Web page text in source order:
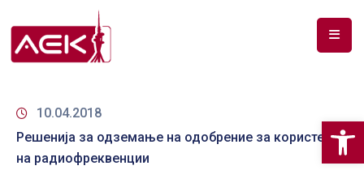
ЗА
ДОКУМЕНТИ
10.04.2018
Решенија за одземање на одобрение за користење
на радиофреквенции